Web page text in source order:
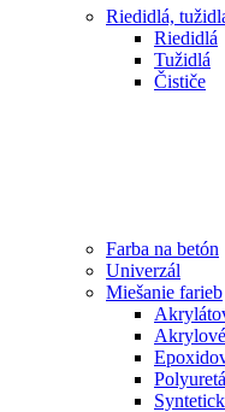
Riedidlá,
Riedidlá
Tužidlá
Čističe
Farba na betón
Univerzál
Miešanie farieb
Akrylové